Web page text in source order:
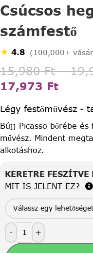
Csúcsos
számfestő
★ 4.8 (100,000+
15,980Ft –
17,973 Ft
Légy festőművész -
Bújj Picasso bőrébe
művész. Mindent
alkotáshoz.
KERETRE
MIT IS JELENT EZ?
- +